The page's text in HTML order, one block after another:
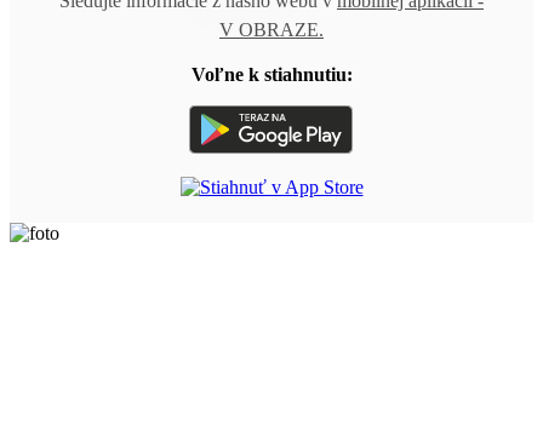
V OBRAZE.
Voľne k stiahnutiu: